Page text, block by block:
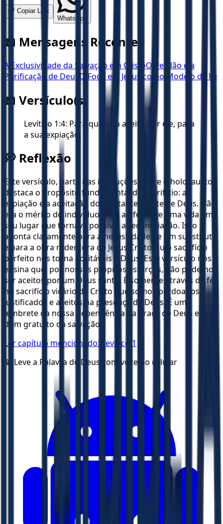
📋 Copiar Link
WhatsApp
📖 Mensagens Recentes
A Exclusividade da Salvação em CristoO Perdão e a
Purificação de Deus O Foco em Jesus como Modelo de Fé
📖 Versículo(s)
Levítico 1:4: Para que seja aceito por ele, para
a sua expiação.
💭 Reflexão
Este versículo, parte das instruções sobre o holocausto,
destaca o propósito fundamental do sacrifício: a
expiação e a aceitação do ofertante diante de Deus. Não
era o mérito do indivíduo, mas a oferta de uma vida em
seu lugar que tornava possível a reconciliação. Isso
aponta claramente para a necessidade de um substituto
e para a obra redentora de Jesus Cristo, cujo sacrifício
perfeito nos torna aceitáveis a Deus. Este versículo nos
ensina que, por nossos próprios esforços, não podemos
ser aceitos por um Deus santo. É somente através da fé
no sacrifício vicário de Cristo que somos perdoados,
justificados e aceitos na presença de Deus. É um
lembrete da nossa dependência da graça de Deus e do
dom gratuito da salvação.
Ler capítulo mencionado: Levítico 1
📱 Leve a Palavra de Deus com voce no celular